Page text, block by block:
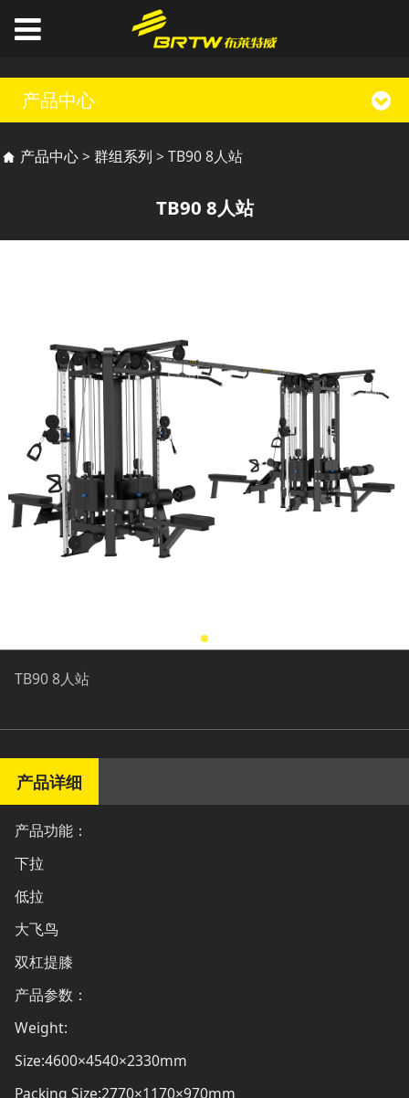
产品中心
TB90 8人站
产品中心>群组系列 >TB90 8人站
TB90 8人站
TB90 8人站
产品详细
产品功能：
下拉
低拉
大飞鸟
双杠提膝
产品参数：
Weight:
Size:4600×4540×2330mm
Packing Size:2770×1170×970mm